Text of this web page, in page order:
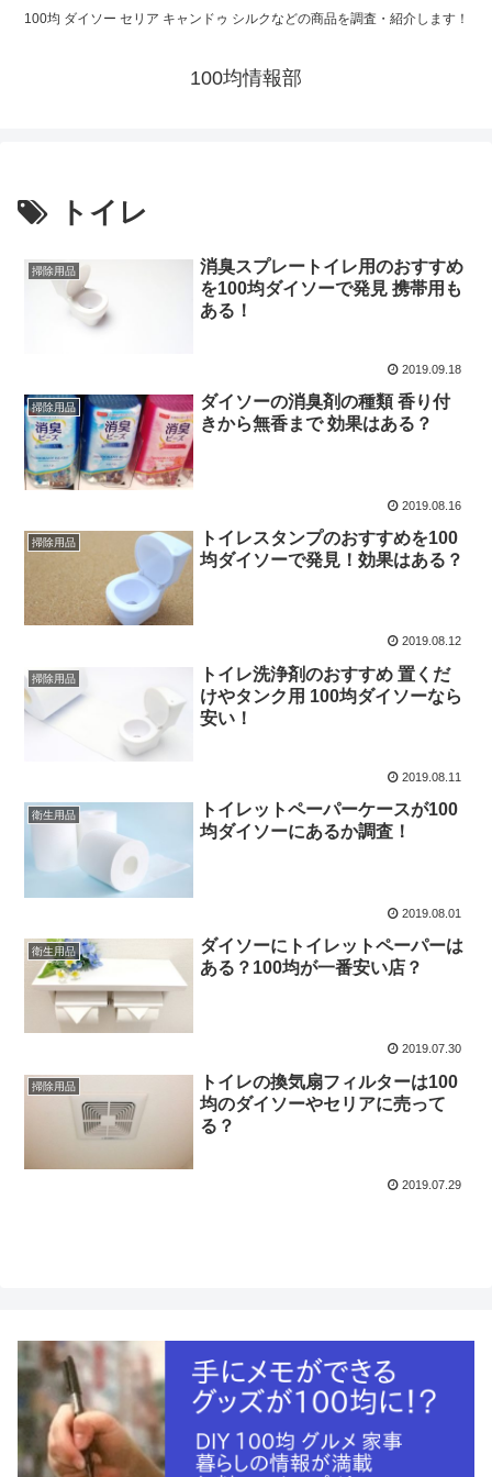
100均 ダイソー セリア キャンドゥ シルクなどの商品を調査・紹介します！
100均情報部
トイレ
掃除用品
消臭スプレートイレ用のおすすめ
を100均ダイソーで発見 携帯用も
ある！
2019.09.18
掃除用品
ダイソーの消臭剤の種類 香り付
きから無香まで 効果はある？
2019.08.16
掃除用品
トイレスタンプのおすすめを100
均ダイソーで発見！効果はある？
2019.08.12
掃除用品
トイレ洗浄剤のおすすめ 置くだ
けやタンク用 100均ダイソーなら
安い！
2019.08.11
衛生用品
トイレットペーパーケースが100
均ダイソーにあるか調査！
2019.08.01
衛生用品
ダイソーにトイレットペーパーは
ある？100均が一番安い店？
2019.07.30
掃除用品
トイレの換気扇フィルターは100
均のダイソーやセリアに売って
る？
2019.07.29